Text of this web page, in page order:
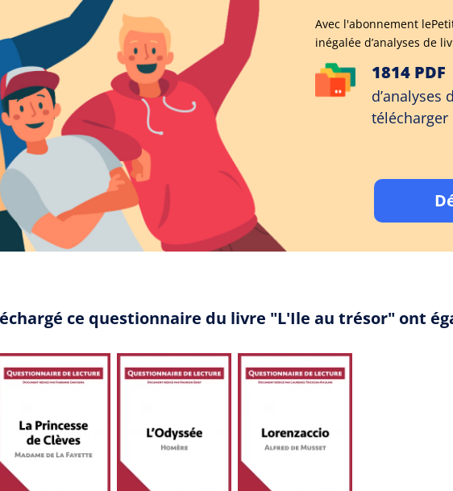
Avec l'abonnement
inégalée d’analyses de
1814 PDF
d’analyses
télécharger
ce questionnaire du livre "L'Ile au trésor" ont